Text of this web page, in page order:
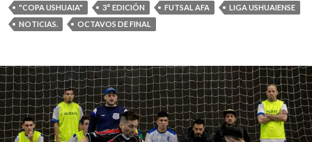
"COPA USHUAIA" 3° EDICIÓN FUTSAL AFA
LIGA USHUAIENSE
NOTICIAS.
OCTAVOS DE FINAL